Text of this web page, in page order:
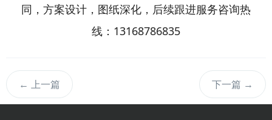
同，方案设计，图纸深化，后续跟进服务咨询热
线：13168786835
← 上一篇 下一篇 →